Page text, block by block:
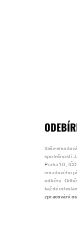
Vaše
společností
Praha 10,
emailového
odběru.
každé
zpracování